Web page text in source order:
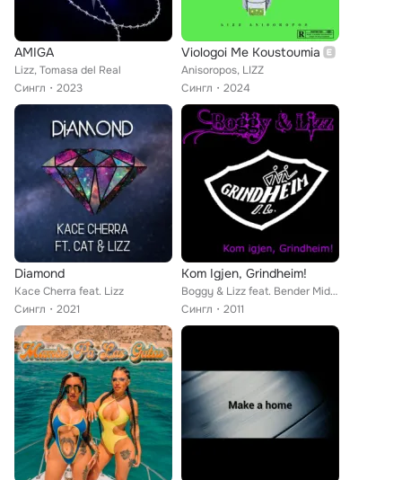
AMIGA
Lizz, Tomasa del Real
Сингл
2023
Viologoi Me Koustoumia
Anisoropos, LIZZ
Сингл
2024
Diamond
Kace Cherra feat. Lizz
Сингл
2021
Kom Igjen, Grindheim!
Boggy & Lizz feat. Bender Midiman, Jonkis
Сингл
2011